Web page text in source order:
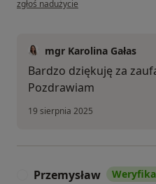
zgłoś nadużycie
mgr Karolina Gałas
Bardzo dziękuję za
Pozdrawiam
19 sierpnia 2025
Przemysław